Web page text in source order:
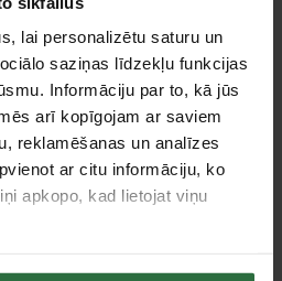
lai personalizētu saturu un
saziņas līdzekļu funkcijas
Informāciju par to, kā jūs
arī kopīgojam ar saviem
reklamēšanas un analīzes
ar citu informāciju, ko
apkopo, kad lietojat viņu
Liepāja Saņemšana 1 stundas laikā
tāpat interesējās par...